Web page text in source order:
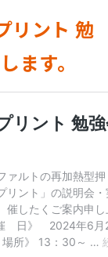
リント 勉
ます。